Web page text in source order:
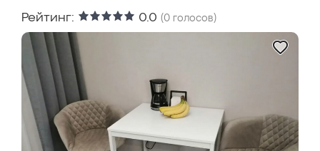
Рейтинг: 0.0 (0 голосов)